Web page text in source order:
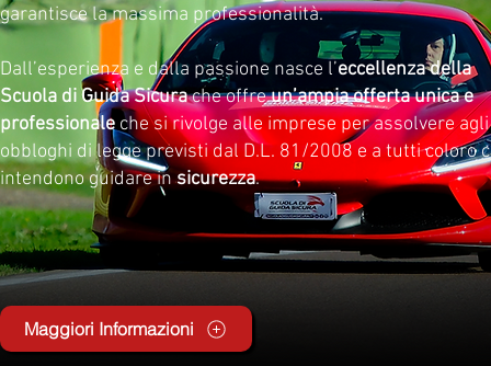
garantisce la massima professionalità.
Dall’esperienza e dalla passione nasce l’eccellenza della
Scuola di Guida Sicurache offreun’ampia offerta unica e
professionaleche si rivolge alle imprese per assolvere agli
obbloghi di legge previsti dal D.L. 81/2008 e a tutti coloro
intendono guidare insicurezza.
Maggiori Informazioni